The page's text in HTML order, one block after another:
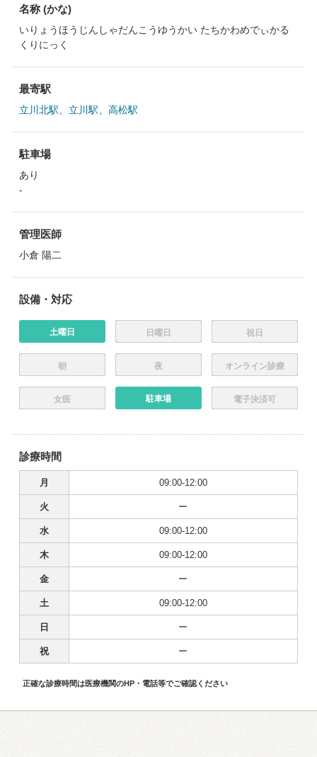
名称 (かな)
いりょうほうじんしゃだんこうゆうかい たちかわめでぃかる
くりにっく
最寄駅
立川北駅 立川駅 高松駅
駐車場
あり
-
管理医師
小倉 陽二
設備・対応
土曜日 日曜日 祝日
朝 夜 オンライン診療
女医 駐車場 電子決済可
診療時間
月 09:00-12:00
火 ー
水 09:00-12:00
木 09:00-12:00
金 ー
土 09:00-12:00
日 ー
祝 ー
正確な診療時間は医療機関のHP・電話等でご確認ください